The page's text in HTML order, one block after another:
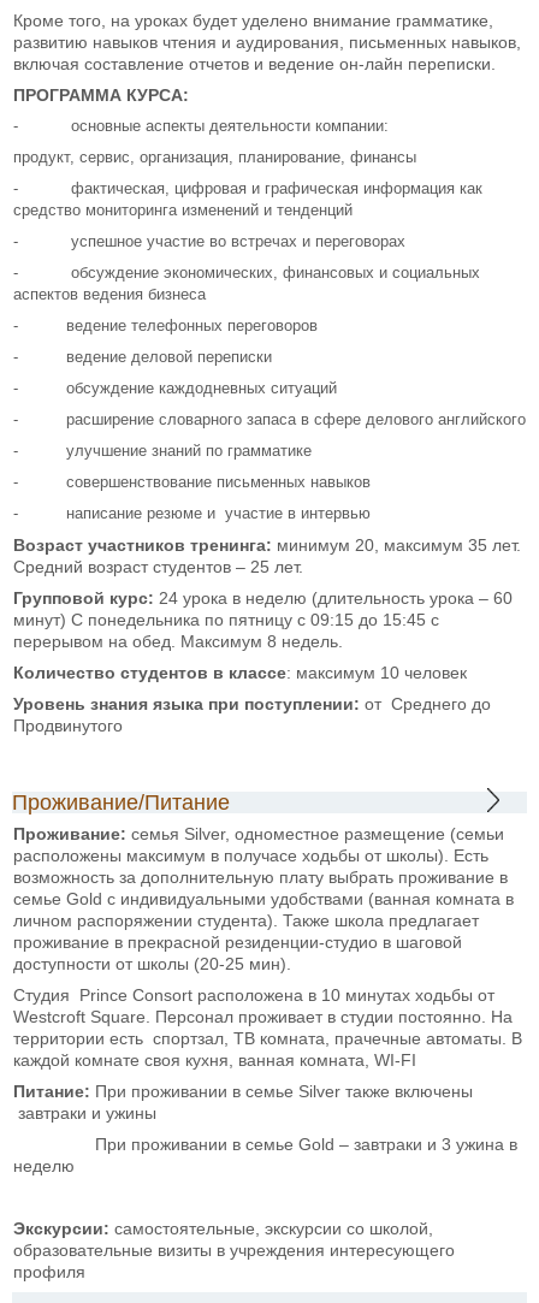
Кроме того, на уроках будет уделено внимание грамматике,
развитию навыков чтения и аудирования, письменных навыков,
включая составление отчетов и ведение он-лайн переписки.
ПРОГРАММА КУРСА:
- основные аспекты деятельности компании:
продукт, сервис, организация, планирование, финансы
- фактическая, цифровая и графическая информация как
средство мониторинга изменений и тенденций
- успешное участие во встречах и переговорах
- обсуждение экономических, финансовых и социальных
аспектов ведения бизнеса
- ведение телефонных переговоров
- ведение деловой переписки
- обсуждение каждодневных ситуаций
- расширение словарного запаса в сфере делового английского
- улучшение знаний по грамматике
- совершенствование письменных навыков
- написание резюме и участие в интервью
Возраст участников тренинга: минимум 20, максимум 35 лет.
Средний возраст студентов – 25 лет.
Групповой курс: 24 урока в неделю (длительность урока – 60
минут) С понедельника по пятницу с 09:15 до 15:45 с
перерывом на обед. Максимум 8 недель.
Количество студентов в классе: максимум 10 человек
Уровень знания языка при поступлении: от Среднего до
Продвинутого
Проживание/Питание
Проживание: семья Silver, одноместное размещение (семьи
расположены максимум в получасе ходьбы от школы). Есть
возможность за дополнительную плату выбрать проживание в
семье Gold с индивидуальными удобствами (ванная комната в
личном распоряжении студента). Также школа предлагает
проживание в прекрасной резиденции-студио в шаговой
доступности от школы (20-25 мин).
Студия Prince Consort расположена в 10 минутах ходьбы от
Westcroft Square. Персонал проживает в студии постоянно. На
территории есть спортзал, ТВ комната, прачечные автоматы. В
каждой комнате своя кухня, ванная комната, WI-FI
Питание: При проживании в семье Silver также включены
завтраки и ужины
При проживании в семье Gold – завтраки и 3 ужина в
неделю
Экскурсии: самостоятельные, экскурсии со школой,
образовательные визиты в учреждения интересующего
профиля